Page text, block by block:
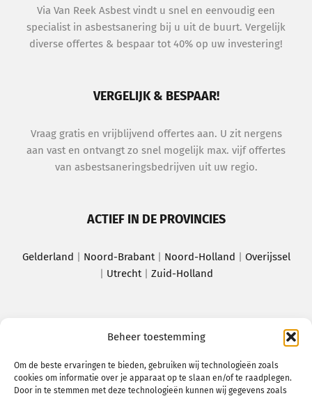
Beheer toestemming
Om de beste ervaringen te bieden, gebruiken wij technologieën zoals
cookies om informatie over je apparaat op te slaan en/of te raadplegen.
Door in te stemmen met deze technologieën kunnen wij gegevens zoals
Via Van Reek Asbest vindt u snel en eenvoudig een
specialist in asbestsanering bij u uit de buurt. Vergelijk
diverse offertes & bespaar tot 40% op uw investering!
VERGELIJK & BESPAAR!
Vraag gratis en vrijblijvend offertes aan. U zit nergens
aan vast en ontvangt zo snel mogelijk max. vijf offertes
van asbestsaneringsbedrijven uit uw regio.
ACTIEF IN DE PROVINCIES
Gelderland | Noord-Brabant| Noord-Holland | Overijssel
| Utrecht| Zuid-Holland
Amsterdam|Apeldoorn|Assen|Breda|
Delft|Dordrecht| Haarlem|Helmond|Utrecht|